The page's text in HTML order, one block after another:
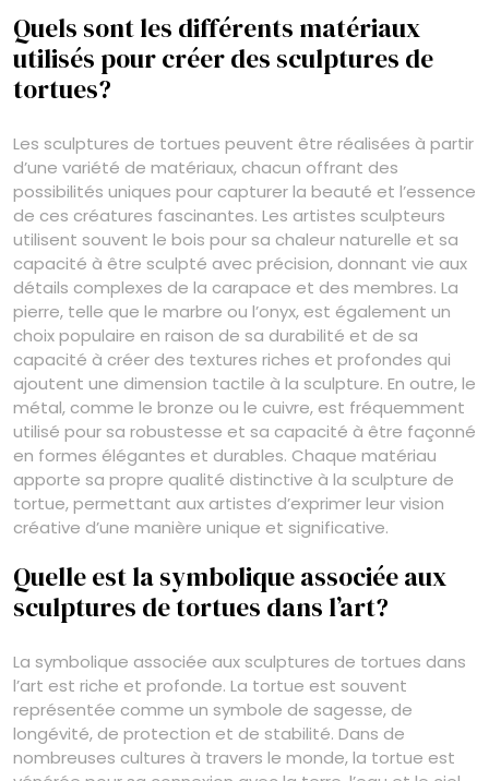
Quels sont les différents matériaux
utilisés pour créer des sculptures de
tortues?
Les sculptures de tortues peuvent être réalisées à partir
d’une variété de matériaux, chacun offrant des
possibilités uniques pour capturer la beauté et l’essence
de ces créatures fascinantes. Les artistes sculpteurs
utilisent souvent le bois pour sa chaleur naturelle et sa
capacité à être sculpté avec précision, donnant vie aux
détails complexes de la carapace et des membres. La
pierre, telle que le marbre ou l’onyx, est également un
choix populaire en raison de sa durabilité et de sa
capacité à créer des textures riches et profondes qui
ajoutent une dimension tactile à la sculpture. En outre, le
métal, comme le bronze ou le cuivre, est fréquemment
utilisé pour sa robustesse et sa capacité à être façonné
en formes élégantes et durables. Chaque matériau
apporte sa propre qualité distinctive à la sculpture de
tortue, permettant aux artistes d’exprimer leur vision
créative d’une manière unique et significative.
Quelle est la symbolique associée aux
sculptures de tortues dans l’art?
La symbolique associée aux sculptures de tortues dans
l’art est riche et profonde. La tortue est souvent
représentée comme un symbole de sagesse, de
longévité, de protection et de stabilité. Dans de
nombreuses cultures à travers le monde, la tortue est